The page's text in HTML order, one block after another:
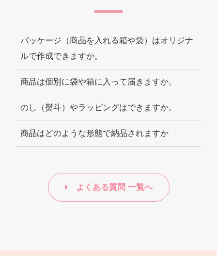
パッケージ（商品を入れる箱や袋）はオリジナ
ルで作成できますか。
商品は個別に袋や箱に入って届きますか。
のし（熨斗）やラッピングはできますか。
商品はどのような形態で納品されますか
よくある質問 一覧へ